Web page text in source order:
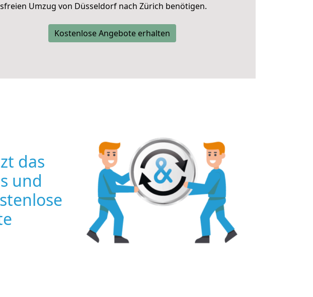
Umzug von Düsseldorf nach Zürich benötigen.
Kostenlose Angebote erhalten
das
und